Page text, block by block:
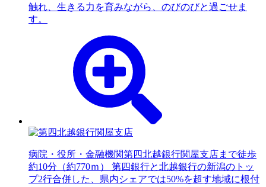
触れ、生きる力を育みながら、のびのびと過ごせま
す。
病院・役所・金融機関第四北越銀行関屋支店まで徒歩
約10分（約770ｍ） 第四銀行と北越銀行の新潟のトッ
プ2行合併した、県内シェアでは50%を超す地域に根付